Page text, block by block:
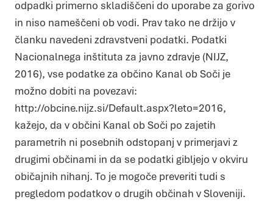
odpadki primerno skladiščeni do uporabe za gorivo
in niso nameščeni ob vodi. Prav tako ne držijo v
članku navedeni zdravstveni podatki. Podatki
Nacionalnega inštituta za javno zdravje (NIJZ,
2016), vse podatke za občino Kanal ob Soči je
možno dobiti na povezavi:
http://obcine.nijz.si/Default.aspx?leto=2016,
kažejo, da v občini Kanal ob Soči po zajetih
parametrih ni posebnih odstopanj v primerjavi z
drugimi občinami in da se podatki gibljejo v okviru
običajnih nihanj. To je mogoče preveriti tudi s
pregledom podatkov o drugih občinah v Sloveniji.
Piškotki
Piškotke uporabljamo za prilagoditev vsebin in oglasov, za
zagotavljanje funkcij družbenih medijev in za analize našega
mesta z našimi partnerji s področja družbenih medijev,
oglaševanja in analitike, ki jih morda kombinirajo z drugimi
informacijami, ki ste jim jih posredovali ali pa so jih zbrali skozi
vašo uporabo njihovih storitev.